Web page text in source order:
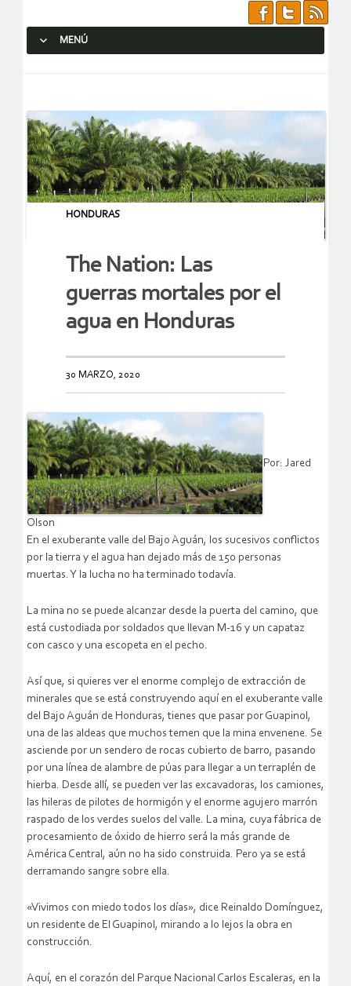
MENÚ
HONDURAS
The Nation: Las
guerras mortales por el
agua en Honduras
30 MARZO, 2020
Por: Jared
Olson
En el exuberante valle del Bajo Aguán, los sucesivos conflictos
por la tierra y el agua han dejado más de 150 personas
muertas. Y la lucha no ha terminado todavía.
La mina no se puede alcanzar desde la puerta del camino, que
está custodiada por soldados que llevan M-16 y un capataz
con casco y una escopeta en el pecho.
Así que, si quieres ver el enorme complejo de extracción de
minerales que se está construyendo aquí en el exuberante valle
del Bajo Aguán de Honduras, tienes que pasar por Guapinol,
una de las aldeas que muchos temen que la mina envenene. Se
asciende por un sendero de rocas cubierto de barro, pasando
por una línea de alambre de púas para llegar a un terraplén de
hierba. Desde allí, se pueden ver las excavadoras, los camiones,
las hileras de pilotes de hormigón y el enorme agujero marrón
raspado de los verdes suelos del valle. La mina, cuya fábrica de
procesamiento de óxido de hierro será la más grande de
América Central, aún no ha sido construida. Pero ya se está
derramando sangre sobre ella.
«Vivimos con miedo todos los días», dice Reinaldo Domínguez,
un residente de El Guapinol, mirando a lo lejos la obra en
construcción.
Aquí, en el corazón del Parque Nacional Carlos Escaleras, en la